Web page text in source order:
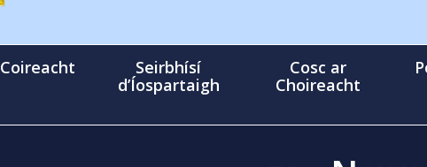
Coireacht
Seirbhísí
d’Íospartaigh
Cosc ar
Choireacht